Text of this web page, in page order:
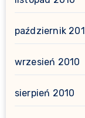
październik
wrzesień 2010
sierpień 2010